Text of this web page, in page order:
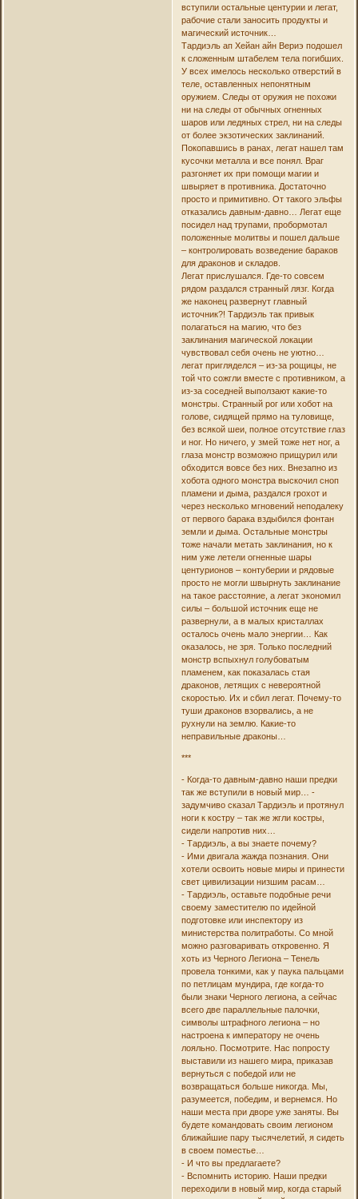
вступили остальные центурии и легат,
рабочие стали заносить продукты и
магический источник…
Тардиэль ап Хейан айн Вериэ подошел
к сложенным штабелем тела погибших.
У всех имелось несколько отверстий в
теле, оставленных непонятным
оружием. Следы от оружия не похожи
ни на следы от обычных огненных
шаров или ледяных стрел, ни на следы
от более экзотических заклинаний.
Покопавшись в ранах, легат нашел там
кусочки металла и все понял. Враг
разгоняет их при помощи магии и
швыряет в противника. Достаточно
просто и примитивно. От такого эльфы
отказались давным-давно… Легат еще
посидел над трупами, пробормотал
положенные молитвы и пошел дальше
– контролировать возведение бараков
для драконов и складов.
Легат прислушался. Где-то совсем
рядом раздался странный лязг. Когда
же наконец развернут главный
источник?! Тардиэль так привык
полагаться на магию, что без
заклинания магической локации
чувствовал себя очень не уютно…
легат пригляделся – из-за рощицы, не
той что сожгли вместе с противником, а
из-за соседней выползают какие-то
монстры. Странный рог или хобот на
голове, сидящей прямо на туловище,
без всякой шеи, полное отсутствие глаз
и ног. Но ничего, у змей тоже нет ног, а
глаза монстр возможно прищурил или
обходится вовсе без них. Внезапно из
хобота одного монстра выскочил сноп
пламени и дыма, раздался грохот и
через несколько мгновений неподалеку
от первого барака вздыбился фонтан
земли и дыма. Остальные монстры
тоже начали метать заклинания, но к
ним уже летели огненные шары
центурионов – контуберии и рядовые
просто не могли швырнуть заклинание
на такое расстояние, а легат экономил
силы – большой источник еще не
развернули, а в малых кристаллах
осталось очень мало энергии… Как
оказалось, не зря. Только последний
монстр вспыхнул голубоватым
пламенем, как показалась стая
драконов, летящих с невероятной
скоростью. Их и сбил легат. Почему-то
туши драконов взорвались, а не
рухнули на землю. Какие-то
неправильные драконы…
***
- Когда-то давным-давно наши предки
так же вступили в новый мир… -
задумчиво сказал Тардиэль и протянул
ноги к костру – так же жгли костры,
сидели напротив них…
- Тардиэль, а вы знаете почему?
- Ими двигала жажда познания. Они
хотели освоить новые миры и принести
свет цивилизации низшим расам…
- Тардиэль, оставьте подобные речи
своему заместителю по идейной
подготовке или инспектору из
министерства политработы. Со мной
можно разговаривать откровенно. Я
хоть из Черного Легиона – Тенель
провела тонкими, как у паука пальцами
по петлицам мундира, где когда-то
были знаки Черного легиона, а сейчас
всего две параллельные палочки,
символы штрафного легиона – но
настроена к императору не очень
лояльно. Посмотрите. Нас попросту
выставили из нашего мира, приказав
вернуться с победой или не
возвращаться больше никогда. Мы,
разумеется, победим, и вернемся. Но
наши места при дворе уже заняты. Вы
будете командовать своим легионом
ближайшие пару тысячелетий, я сидеть
в своем поместье…
- И что вы предлагаете?
- Вспомнить историю. Наши предки
переходили в новый мир, когда старый